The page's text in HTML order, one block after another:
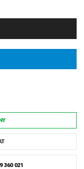
360 021